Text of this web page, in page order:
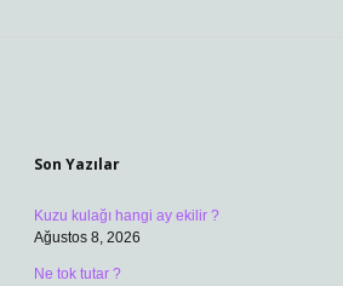
Son Yazılar
Kuzu kulağı hangi ay ekilir ?
Ağustos 8, 2026
Ne tok tutar ?